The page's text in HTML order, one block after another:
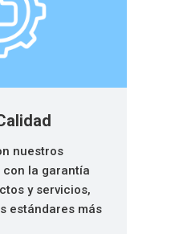
nuestros
la garantía
y servicios,
estándares más